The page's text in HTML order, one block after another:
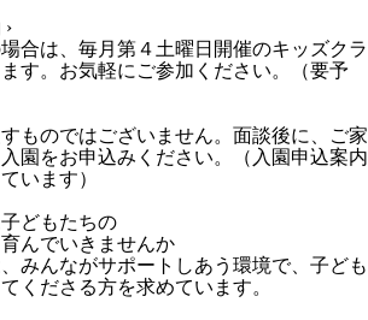
合は、毎月第４土曜日開催のキッズクラ
す。お気軽にご参加ください。（要予
ものではございません。面談後に、ご家
園をお申込みください。（入園申込案内
います）
どもたちの
んでいきませんか
みんながサポートしあう環境で、子ども
くださる方を求めています。